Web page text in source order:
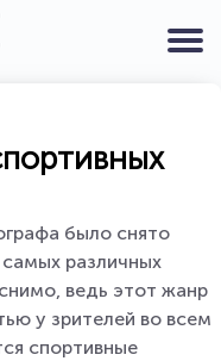
было снято
различных
ведь этот жанр
у зрителей во всем
спортивные